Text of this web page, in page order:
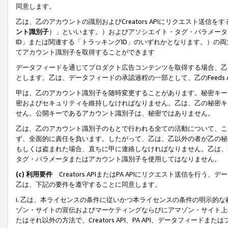
同意します。
乙は、乙のアカウントの識別およびCreators APIにリクエスト送信を
ント識別子）」といいます。）およびアソシエイト・タグ・パラメー
ID」または関連する「トラッキングID」のいずれかとなります。）の
てアカウント識別子を取得することができます
データフィードを通じてプロダクト広告コンテンツを取得する場合、
とします。乙は、データフィードの承認過程の一部として、乙の
甲は、乙のアカウント識別子を随時変更することがあります。秘密キ
密およびセキュリティを維持しなければなりません。乙は、乙の秘密
せん。公開キーであるアカウント識別子は、秘密ではありません。
乙は、乙のアカウント識別子のもとで行われる全ての活動について、
ず、全面的に責任を負います。したがって、乙は、乙以外の者が乙の
もしくは盗まれた場合、直ちに甲に連絡しなければなりません。乙は
タグ・パラメータまたはアカウント識別子を使用してはなりません。
(c) 利用要件 Creators APIまたはPA APIにリクエスト送信を行う、デ
乙は、下記の要件を遵守することに同意します。
i. 乙は、本ライセンスの条件に従いかつ本ライセンスの条件の明示的
ゾン・サイトの宣伝およびマーケティングならびにアマゾン・サイト
たはそれ以外の方法で、Creators API、PA API、データフィードまた